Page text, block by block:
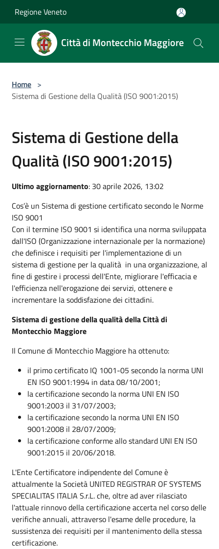
Regione Veneto
Città di Montecchio Maggiore
Home >
Sistema di Gestione della Qualità (ISO 9001:2015)
Sistema di Gestione della
Qualità (ISO 9001:2015)
Ultimo aggiornamento: 30 aprile 2026, 13:02
Cos’è un Sistema di gestione certificato secondo le Norme
ISO 9001
Con il termine ISO 9001 si identifica una norma sviluppata
dall'ISO (Organizzazione internazionale per la normazione)
che definisce i requisiti per l'implementazione di un
sistema di gestione per la qualità in una organizzazione, al
fine di gestire i processi dell'Ente, migliorare l'efficacia e
l'efficienza nell'erogazione dei servizi, ottenere e
incrementare la soddisfazione dei cittadini.
Sistema di gestione della qualità della Città di
Montecchio Maggiore
Il Comune di Montecchio Maggiore ha ottenuto:
il primo certificato IQ 1001-05 secondo la norma UNI
EN ISO 9001:1994 in data 08/10/2001;
la certificazione secondo la norma UNI EN ISO
9001:2003 il 31/07/2003;
la certificazione secondo la norma UNI EN ISO
9001:2008 il 28/07/2009;
la certificazione conforme allo standard UNI EN ISO
9001:2015 il 20/06/2018.
L'Ente Certificatore indipendente del Comune è
attualmente la Società UNITED REGISTRAR OF SYSTEMS
SPECIALITAS ITALIA S.r.L. che, oltre ad aver rilasciato
l'attuale rinnovo della certificazione accerta nel corso delle
verifiche annuali, attraverso l'esame delle procedure, la
sussistenza dei requisiti per il mantenimento della stessa
certificazione.